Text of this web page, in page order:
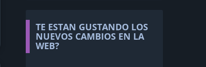
TE ESTAN GUSTANDO LOS
NUEVOS CAMBIOS EN LA
WEB?